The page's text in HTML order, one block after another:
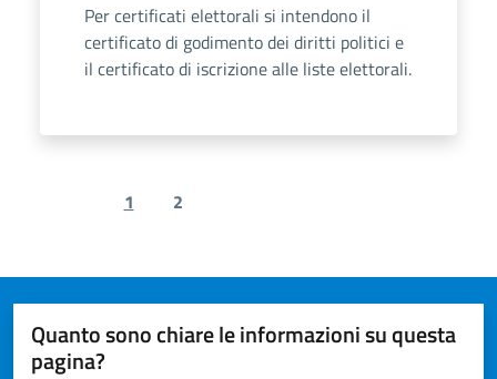
Per certificati elettorali si intendono il
certificato di godimento dei diritti politici e
il certificato di iscrizione alle liste elettorali.
Previous page
1 2
Quanto sono chiare le informazioni su questa
pagina?